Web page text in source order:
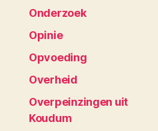
Onderzoek
Opinie
Opvoeding
Overheid
Overpeinzingen uit
Koudum